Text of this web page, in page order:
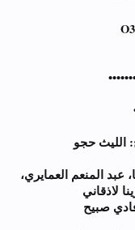
الليث حجو
المنعم العمايري،
لاذقاني
صبيح